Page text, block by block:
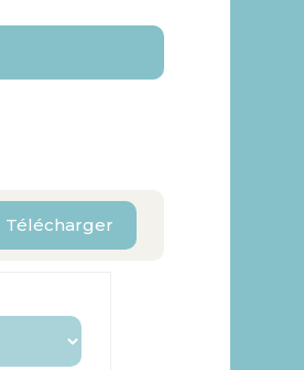
Télécharger